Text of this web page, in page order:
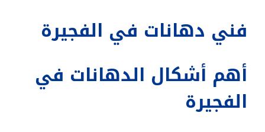
فني دهانات في الفجيرة
أهم أشكال الدهانات في
الفجيرة